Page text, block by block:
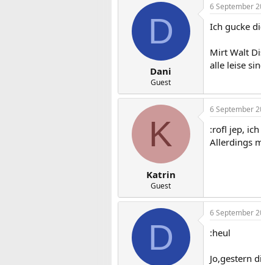
D
Dani
Guest
6 September
Ich gucke
Mirt Walt
alle leise
K
Katrin
Guest
6 September
:rofl jep,
Allerdings
D
6 September
:heul
Jo,gestern